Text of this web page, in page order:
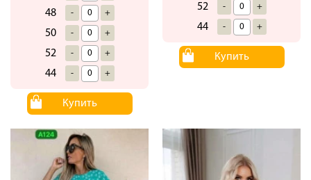
48 - +
50 - +
52 - +
44 - +
Купить
52 - +
44 - +
Купить